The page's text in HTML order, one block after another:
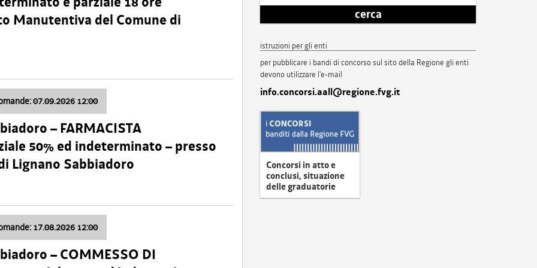
Manutentiva del Comune di
07.09.2026 12:00
– FARMACISTA
50% ed indeterminato – presso
Lignano Sabbiadoro
17.08.2026 12:00
– COMMESSO DI
cerca
istruzioni per gli enti
per pubblicare i bandi di concorso sul sito della Regione gli enti
devono utilizzare l'e-mail
info.concorsi.aall@regione.fvg.it
Concorsi in atto e
conclusi, situazione
delle graduatorie